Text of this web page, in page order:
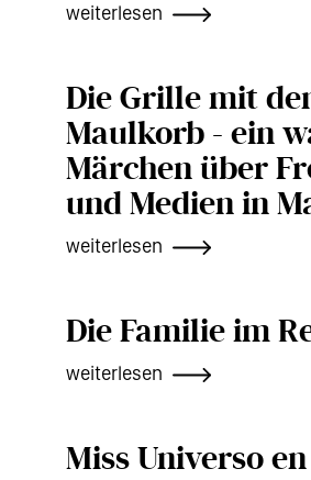
weiterlesen
Die Grille mit
Maulkorb - ein
Märchen über
und Medien in
weiterlesen
Die Familie im
weiterlesen
Miss Universo